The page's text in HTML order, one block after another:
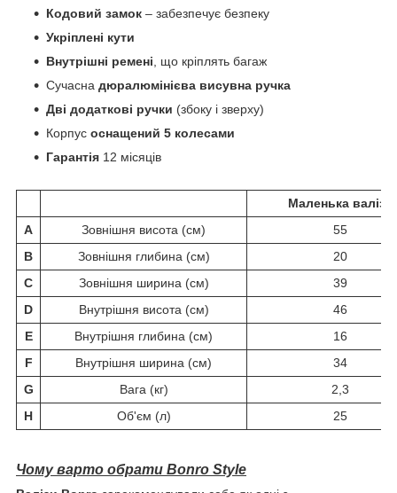
Кодовий замок – забезпечує безпеку
Укріплені кути
Внутрішні ремені, що кріплять багаж
Сучасна дюралюмінієва висувна ручка
Дві додаткові ручки (збоку і зверху)
Корпус оснащений 5 колесами
Гарантія 12 місяців
Маленька валіза
A
Зовнішня висота (см)
55
B
Зовнішня глибина (см)
20
C
Зовнішня ширина (см)
39
D
Внутрішня висота (см)
46
E
Внутрішня глибина (см)
16
F
Внутрішня ширина (см)
34
G
Вага (кг)
2,3
H
Об'єм (л) 25
Чому варто обрати Bonro Style